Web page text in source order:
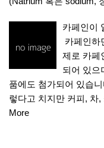
카페인이
카페인하
제로 카페
되어 있으
품에도 첨가되어 있습
렇다고 치지만 커피, 차
More